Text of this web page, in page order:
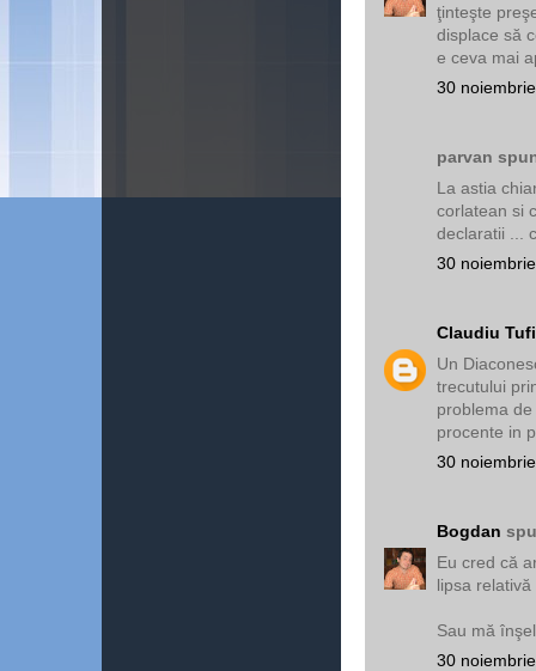
ţinteşte
displace să
e ceva mai
30
parvan
La astia
corlatean si
declaratii ...
30
Claudiu
Un
trecutului
problema
procente in
30
Bogdan
Eu cred că
lipsa
Sau mă
30